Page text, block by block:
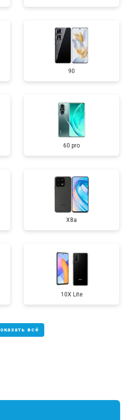
90
60 pro
X8a
10X Lite